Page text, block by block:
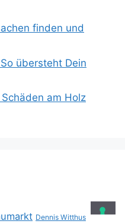
finden und
übersteht Dein
am Holz
Dennis Witthus